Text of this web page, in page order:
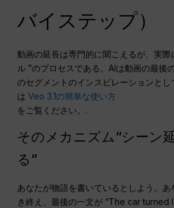
バイステップ）
動画の延長は専門的に聞こえるが、実際
ル ”のプロセスである。AIは動画の最後
のセグメントのインスピレーションとし
はVeo 3.1の簡単な使い方
をご覧ください。.
そのメカニズム“シーン
る”
あなたが物語を書いているとしよう。あ
き終え、最後の一文が “The car turned